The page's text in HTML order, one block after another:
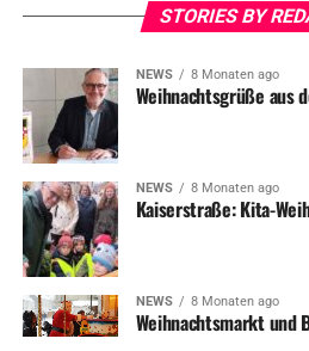
STORIES BY
NEWS 8 Monaten ago
Weihnachtsgrüße aus
NEWS 8 Monaten ago
Kaiserstraße: Kita-
NEWS 8 Monaten ago
Weihnachtsmarkt und